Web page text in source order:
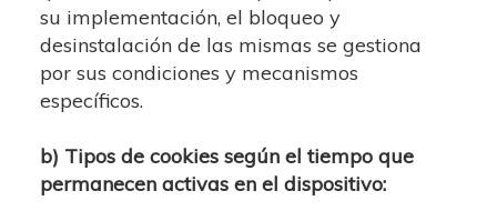
su implementación, el bloqueo y
desinstalación de las mismas se gestiona
por sus condiciones y mecanismos
específicos.
b) Tipos de cookies según el tiempo que
permanecen activas en el dispositivo: